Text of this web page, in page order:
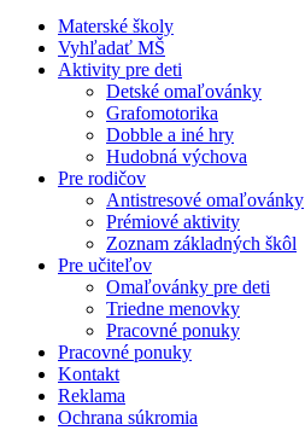
Materské školy
Vyhľadať MŠ
Aktivity pre deti
Detské omaľovánky
Grafomotorika
Dobble a iné hry
Hudobná výchova
Pre rodičov
Antistresové omaľovánky
Prémiové aktivity
Zoznam základných škôl
Pre učiteľov
Omaľovánky pre deti
Triedne menovky
Pracovné ponuky
Pracovné ponuky
Kontakt
Reklama
Ochrana súkromia